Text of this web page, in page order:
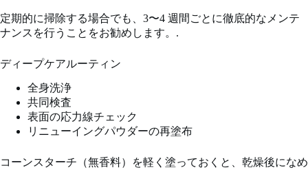
定期的に掃除する場合でも、3〜4 週間ごとに徹底的なメンテ
ナンスを行うことをお勧めします。.
ディープケアルーティン
全身洗浄
共同検査
表面の応力線チェック
リニューイングパウダーの再塗布
コーンスターチ（無香料）を軽く塗っておくと、乾燥後になめ